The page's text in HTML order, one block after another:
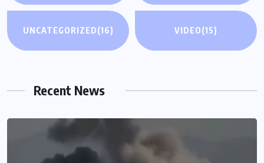
UNCATEGORIZED(16) VIDEO(15)
Recent News